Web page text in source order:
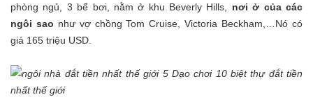
phòng ngủ, 3 bể bơi, nằm ở khu Beverly Hills, nơi ở của các
ngôi sao như vợ chồng Tom Cruise, Victoria Beckham,…Nó có
giá 165 triệu USD.